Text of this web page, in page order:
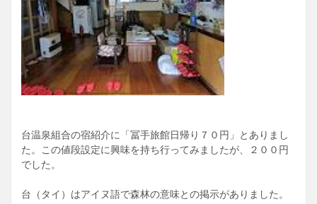
台温泉組合の宿紹介に「冨手旅館日帰り７０円」とありまし
た。この値段設定に興味を持ち行ってみましたが、２００円
でした。
台（タイ）はアイヌ語で森林の意味との掲示がありました。